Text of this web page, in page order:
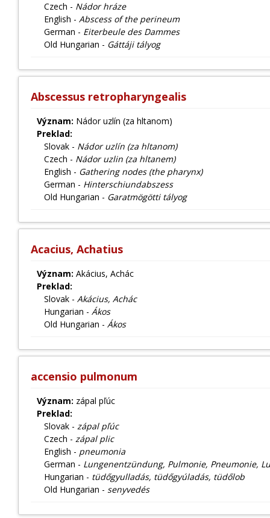
Czech - Nádor hráze
English - Abscess of the perineum
German - Eiterbeule des Dammes
Old Hungarian - Gáttáji tályog
Abscessus retropharyngealis
Význam: Nádor uzlín (za hltanom)
Preklad:
Slovak - Nádor uzlín (za hltanom)
Czech - Nádor uzlin (za hltanem)
English - Gathering nodes (the pharynx)
German - Hinterschiundabszess
Old Hungarian - Garatmögötti tályog
Acacius, Achatius
Význam: Akácius, Achác
Preklad:
Slovak - Akácius, Achác
Hungarian - Ákos
Old Hungarian - Ákos
accensio pulmonum
Význam: zápal pľúc
Preklad:
Slovak - zápal pľúc
Czech - zápal plic
English - pneumonia
German - Lungenentzündung, Pulmonie, Pneumonie,
Hungarian - tüdőgyulladás, tüdőgyúladás, tüdőlob
Old Hungarian - senyvedés